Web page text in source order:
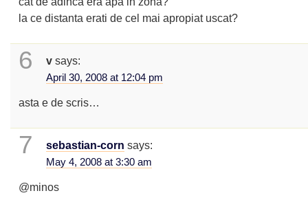
la ce distanta erati de cel mai apropiat uscat?
6 v says:
April 30, 2008 at 12:04 pm
asta e de scris…
7 sebastian-corn says:
May 4, 2008 at 3:30 am
@minos